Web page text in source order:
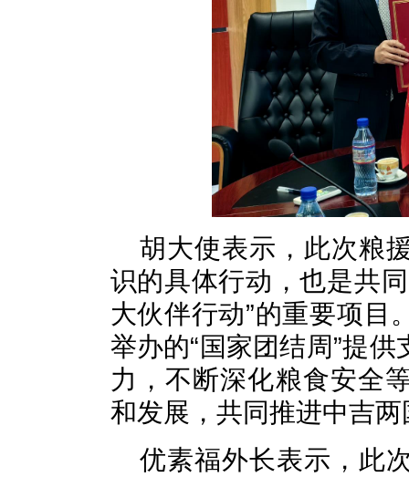
胡大使表示，此次粮
识的具体行动，也是共
大伙伴行动”的重要项目
举办的“国家团结周”提
力，不断深化粮食安全
和发展，共同推进中吉
优素福外长表示，此